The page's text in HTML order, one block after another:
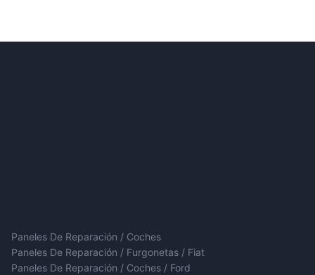
Paneles De Reparación / Coches
Paneles De Reparación / Furgonetas / Fiat
Paneles De Reparación / Coches / Ford